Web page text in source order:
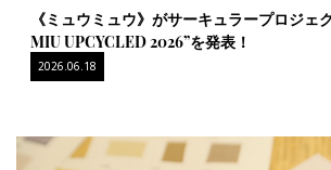
《ミュウミュウ》がサーキュラープロジェ
MIU UPCYCLED 2026”を発表！
2026.06.18